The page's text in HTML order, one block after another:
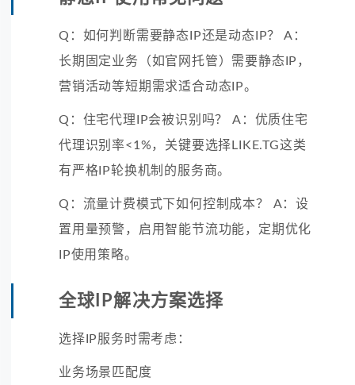
Q：如何判断需要静态IP还是动态IP？ A：
长期固定业务（如官网托管）需要静态IP，
营销活动等短期需求适合动态IP。
Q：住宅代理IP会被识别吗？ A：优质住宅
代理识别率<1%，关键要选择LIKE.TG这类
有严格IP轮换机制的服务商。
Q：流量计费模式下如何控制成本？ A：设
置用量预警，启用智能节流功能，定期优化
IP使用策略。
全球IP解决方案选择
选择IP服务时需考虑：
业务场景匹配度